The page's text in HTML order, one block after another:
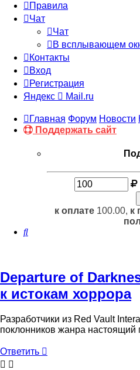
Правила
Чат
Чат
В всплывающем
Контакты
Вход
Регистрация
Яндекс
Mail.ru
Главная Форум Новости
Поддержать сайт
к оплате100.00, к
Поиск
Departure of
к истокам хоррора
Разработчики из Red Vault
поклонников жанра настоящий
Ответить